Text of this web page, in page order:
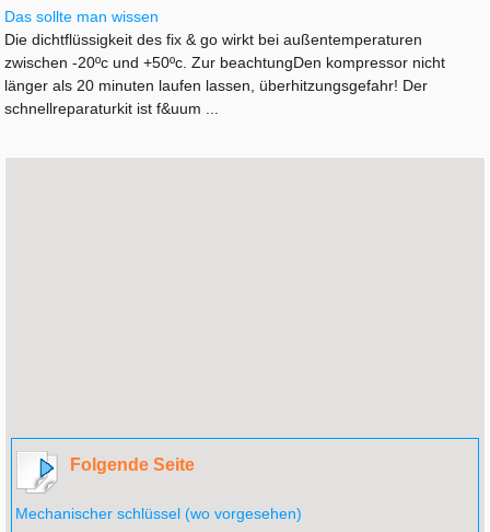
Das sollte man wissen
Die dichtflüssigkeit des fix & go wirkt bei außentemperaturen
zwischen -20ºc und +50ºc. Zur beachtungDen kompressor nicht
länger als 20 minuten laufen lassen, überhitzungsgefahr! Der
schnellreparaturkit ist f&uum ...
Folgende Seite
Mechanischer schlüssel (wo vorgesehen)